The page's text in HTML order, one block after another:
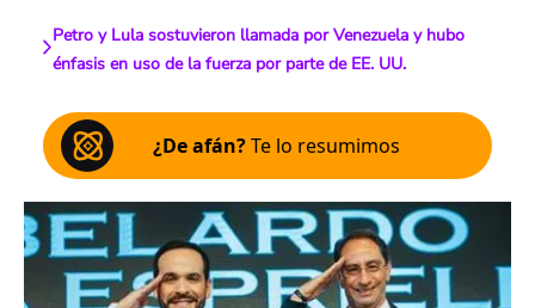
Petro y Lula sostuvieron llamada por Venezuela y hubo
énfasis en uso de la fuerza por parte de EE. UU.
¿De afán?Te lo resumimos